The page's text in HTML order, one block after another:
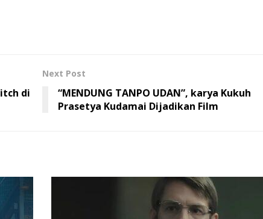
di
Next Post
“MENDUNG TANPO UDAN”, karya Kukuh
Prasetya Kudamai Dijadikan Film